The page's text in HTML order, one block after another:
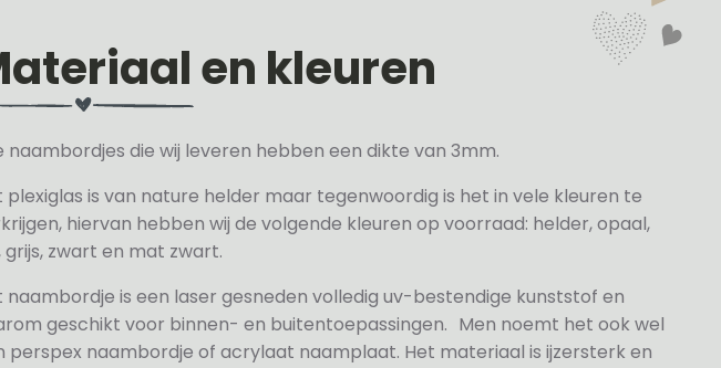
en kleuren
naambordjes die wij leveren hebben een dikte van 3mm.
plexiglas is van nature helder maar tegenwoordig is het in vele kleuren te
hiervan hebben wij de volgende kleuren op voorraad: helder, opaal,
grijs, zwart en mat zwart.
naambordje is een laser gesneden volledig uv-bestendige kunststof en
geschikt voor binnen- en buitentoepassingen. Men noemt het ook wel
perspex naambordje of acrylaat naamplaat. Het materiaal is ijzersterk en